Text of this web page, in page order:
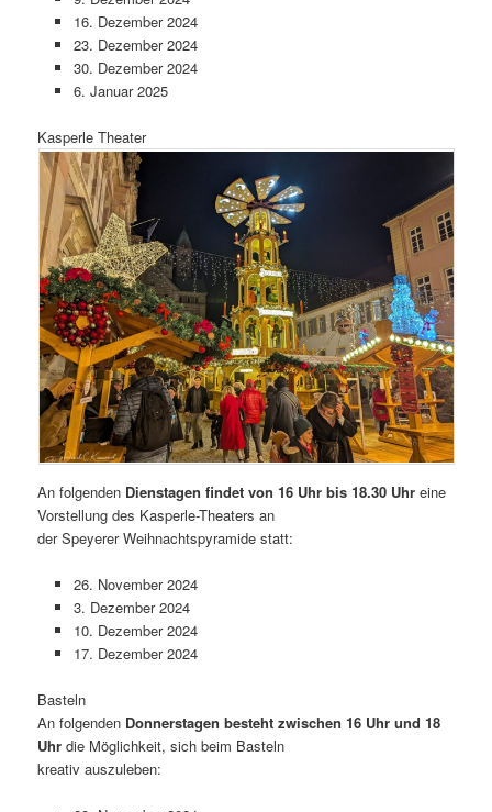
16. Dezember 2024
23. Dezember 2024
30. Dezember 2024
6. Januar 2025
Kasperle Theater
An folgenden Dienstagen findet von 16 Uhr bis 18.30 Uhr eine
Vorstellung des Kasperle-Theaters an
der Speyerer Weihnachtspyramide statt:
26. November 2024
3. Dezember 2024
10. Dezember 2024
17. Dezember 2024
Basteln
An folgenden Donnerstagen besteht zwischen 16 Uhr und 18
Uhr die Möglichkeit, sich beim Basteln
kreativ auszuleben: